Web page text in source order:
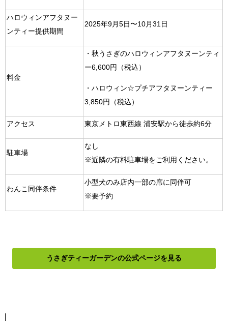
ハロウィンアフタヌー
ンティー提供期間
2025年9月5日〜10月31日
料金
・秋うさぎのハロウィンアフタヌーンティ
ー6,600円（税込）
・ハロウィン☆プチアフタヌーンティー
3,850円（税込）
アクセス 東京メトロ東西線 浦安駅から徒歩約6分
駐車場
なし
※近隣の有料駐車場をご利用ください。
わんこ同伴条件
小型犬のみ店内一部の席に同伴可
※要予約
うさぎティーガーデンの公式ページを見る